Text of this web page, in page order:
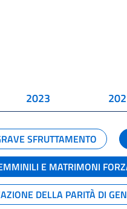
2023
SFRUTTAMENTO
E MATRIMONI
DELLA PARITÀ DI